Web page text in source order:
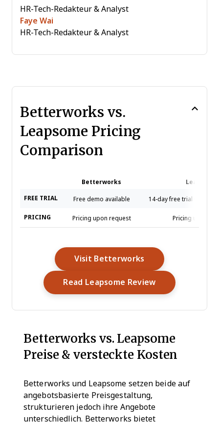
HR-Tech-Redakteur & Analyst
Faye Wai
HR-Tech-Redakteur & Analyst
Betterworks vs.
Leapsome Pricing
Comparison
Betterworks Leapsome
FREE TRIAL Free demo available 14-day free trial + free
PRICING Pricing upon request Pricing upon
Visit Betterworks Opens New
Read Leapsome ReviewOpens New
Betterworks vs. Leapsome
Preise & versteckte Kosten
Betterworks und Leapsome setzen beide auf
angebotsbasierte Preisgestaltung,
strukturieren jedoch ihre Angebote
unterschiedlich. Betterworks bietet